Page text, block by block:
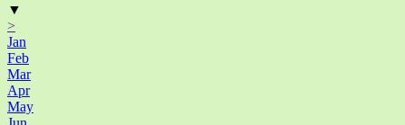
▼
>
Jan
Feb
Mar
Apr
May